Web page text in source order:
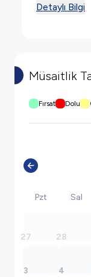
Detaylı Bilgi
Müsaitlik
Fırsat Dolu
Pzt Sal
27 28
3 4